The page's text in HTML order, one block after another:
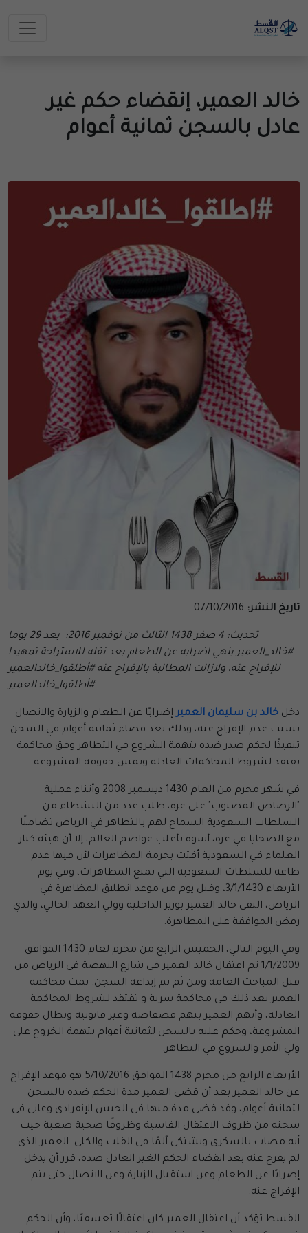
خالد العمير، إنقضاء حكم غير
عادل بالسجن ثمانية أعوام
تاريخ النشر:
تحديث: 4 صفر 1438 الثالث من نوفمبر 2016: بعد 29 يوما
#خالد_العمير ينهي اضرابه عن الطعام بعد نقله للاستراحة تمهيدا
للإفراج عنه، ولازالت المطالبة بالإفراج عنه #أطلقوا_خالدالعمير
#أطلقوا_خالدالعمير
دخل خالد بن سليمان العمير إضرابًا عن الطعام والزيارة والاتصال
بسبب عدم الإفراج عنه، وذلك بعد قضاء ثمانية أعوام في السجن
تنفيذًا لحكم صدر ضده بتهمة الشروع في التظاهر وفق محاكمة
تفتقد لشروط المحاكمات العادلة وتمس حقوقه المشروعة.
في شهر محرم من العام 1430 ديسمبر 2008 وأثناء عملية
"الرصاص المصبوب" على غزة، طلب عدد من النشطاء من
السلطات السعودية السماح لهم بالتظاهر في الرياض تضامنًا
مع الضحايا في غزة، أسوة بأغلب عواصم العالم، إلا أن هيئة كبار
العلماء في السعودية أفتت بحرمة المظاهرات لأن فيها عدم
طاعة للسلطات السعودية التي تمنع المظاهرات، وفي يوم
الأربعاء 3/1/1430، وقبل يوم من موعد انطلاق المظاهرة في
الرياض، التقى خالد العمير بوزير الداخلية وولي العهد الحالي، والذي
رفض الموافقة على المظاهرة.
وفي اليوم التالي، الخميس الرابع من محرم لعام 1430 الموافق
1/1/2009 تم اعتقال خالد العمير في شارع النهضة في الرياض من
قبل المباحث العامة ومن ثم تم إيداعه السجن. تمت محاكمة
العمير بعد ذلك في محاكمة سرية و تفتقد لشروط المحاكمة
العادلة، وأتهم العمير بتهم فضفاضة وغير قانونية وتطال حقوقه
المشروعة، وحكم عليه بالسجن لثمانية أعوام بتهمة الخروج على
ولي الأمر والشروع في التظاهر.
الأربعاء الرابع من محرم 1438 الموافق 5/10/2016 هو موعد الإفراج
عن خالد العمير بعد أن قضى العمير مدة الحكم ضده بالسجن
لثمانية أعوام، وقد قضى مدة منها في الحبس الإنفرادي وعانى في
سجنه من ظروف الاعتقال القاسية وظروفًا صحية صعبة حيث
أنه مصاب بالسكري ويشتكي آلمًا في القلب والكلى. العمير الذي
لم يفرج عنه بعد انقضاء الحكم الغير العادل ضده، قرر أن يدخل
إضرابًا عن الطعام وعن استقبال الزيارة وعن الاتصال حتى يتم
الإفراج عنه.
القسط تؤكد أن اعتقال العمير كان اعتقالًا تعسفيًا، وأن الحكم